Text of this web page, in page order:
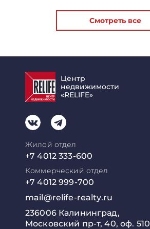
Смотреть все
Центр
недвижимости
«RELIFE»
Жилой отдел
+7 4012 333-600
Коммерческий отдел
+7 4012 999-700
mail@relife-realty.ru
236006 Калининград,
Московский пр-т, 40, оф. 510